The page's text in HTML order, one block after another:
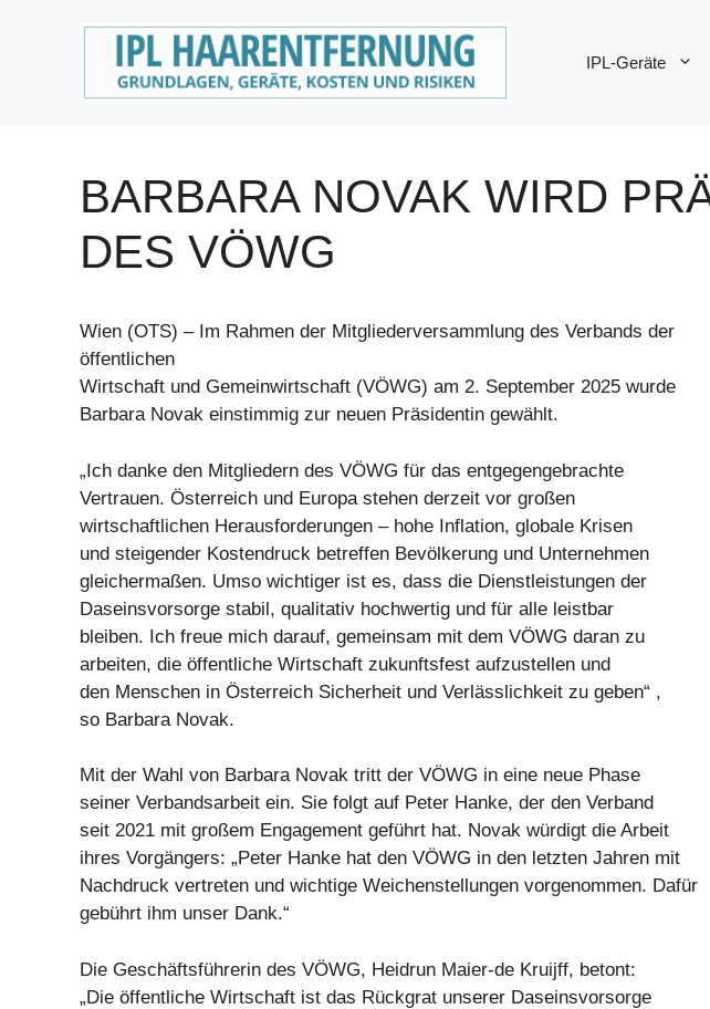
IPL-Geräte
BARBARA NOVAK WIRD
DES VÖWG
Wien (OTS) – Im Rahmen der Mitgliederversammlung des Verbands der
öffentlichen
Wirtschaft und Gemeinwirtschaft (VÖWG) am 2. September 2025 wurde
Barbara Novak einstimmig zur neuen Präsidentin gewählt.
„Ich danke den Mitgliedern des VÖWG für das entgegengebrachte
Vertrauen. Österreich und Europa stehen derzeit vor großen
wirtschaftlichen Herausforderungen – hohe Inflation, globale Krisen
und steigender Kostendruck betreffen Bevölkerung und Unternehmen
gleichermaßen. Umso wichtiger ist es, dass die Dienstleistungen der
Daseinsvorsorge stabil, qualitativ hochwertig und für alle leistbar
bleiben. Ich freue mich darauf, gemeinsam mit dem VÖWG daran zu
arbeiten, die öffentliche Wirtschaft zukunftsfest aufzustellen und
den Menschen in Österreich Sicherheit und Verlässlichkeit zu geben“ ,
so Barbara Novak.
Mit der Wahl von Barbara Novak tritt der VÖWG in eine neue Phase
seiner Verbandsarbeit ein. Sie folgt auf Peter Hanke, der den Verband
seit 2021 mit großem Engagement geführt hat. Novak würdigt die Arbeit
ihres Vorgängers: „Peter Hanke hat den VÖWG in den letzten Jahren mit
Nachdruck vertreten und wichtige Weichenstellungen vorgenommen. Dafür
gebührt ihm unser Dank.“
Die Geschäftsführerin des VÖWG, Heidrun Maier-de Kruijff, betont:
„Die öffentliche Wirtschaft ist das Rückgrat unserer Daseinsvorsorge